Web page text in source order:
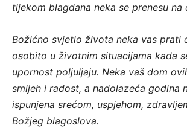
tijekom blagdana neka se prenesu na
Božićno svjetlo života neka vas prati
osobito u životnim situacijama kada
upornost poljuljaju. Neka vaš dom
smijeh i radost, a nadolazeća godina
ispunjena srećom, uspjehom,
Božjeg blagoslova.